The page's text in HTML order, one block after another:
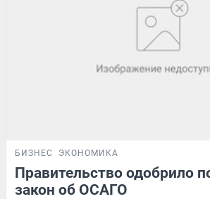
БИЗНЕС ЭКОНОМИКА
Правительство одобрило
закон об ОСАГО